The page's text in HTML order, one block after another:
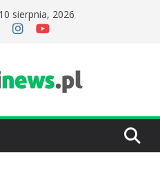
sierpnia, 2026